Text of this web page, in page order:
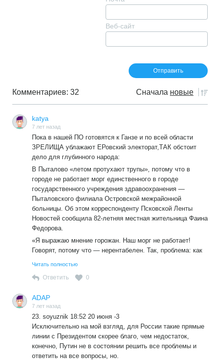
Веб-сайт
Комментариев: 32 Сначала новые
katya
7 лет назад
Пока в нашей ПО готовятся к Ганзе и по всей области
ЗРЕЛИЩА ублажают ЕРовский электорат,ТАК обстоит
дело для глубинного народа:
В Пыталово «летом протухают трупы», потому что в
городе не работает морг единственного в городе
государственного учреждения здравоохранения —
Пыталовского филиала Островской межрайонной
больницы. Об этом корреспонденту Псковской Ленты
Новостей сообщила 82-летняя местная жительница Фаина
Федорова.
«Я выражаю мнение горожан. Наш морг не работает!
Говорят, потому что — нерентабелен. Так, проблема: как
сосед. Пришлось везти его на вскрытие в центральное
Наверное, мест нет. В итоге — обошлось без морга:
дождались следующего дня и закопали тело. Есть и еще
пример. Труп доставили в церковь в Вышгородок…».
От Пыталово до села Вышгородок Гавровской волости
Пыталовского района — примерно 5 километров.
«В той церкви не захотели принимать покойника в такую
Читать полностью
Ответить 0
ADAP
7 лет назад
23. soyuznik 18:52 20 июня -3
Исключительно на мой взгляд, для России такие прямые
линии с Президентом скорее благо, чем недостаток,
конечно, Путин не в состоянии решить все проблемы и
ответить на все вопросы, но.